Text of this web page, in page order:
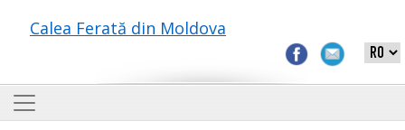
Calea Ferată din Moldova